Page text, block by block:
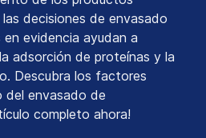
decisiones de envasado
evidencia ayudan a
adsorción de proteínas y la
Descubra los factores
envasado de
completo ahora!